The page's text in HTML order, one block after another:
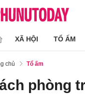
XÃ HỘI TỔ ẤM
chủ Tổ ấm
phòng